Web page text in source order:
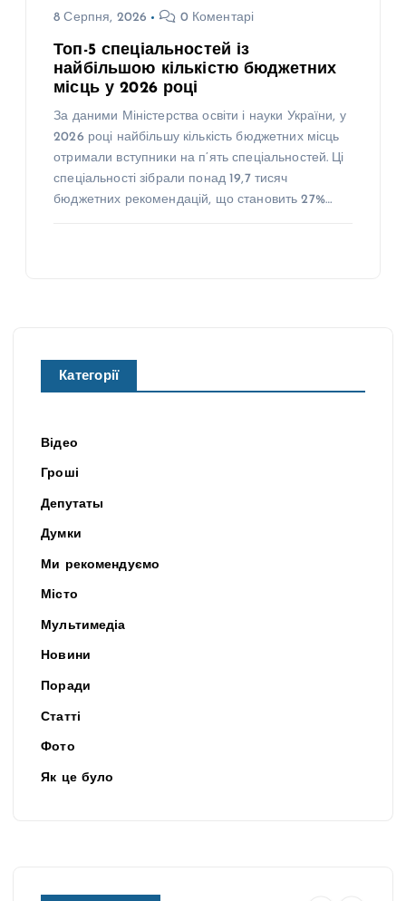
8 Серпня, 2026 0 Коментарі
Топ-5 спеціальностей із
найбільшою кількістю бюджетних
місць у 2026 році
За даними Міністерства освіти і науки України, у
2026 році найбільшу кількість бюджетних місць
отримали вступники на п’ять спеціальностей. Ці
спеціальності зібрали понад 19,7 тисяч
бюджетних рекомендацій, що становить 27%…
Категорії
Відео
Гроші
Депутаты
Думки
Ми рекомендуємо
Місто
Мультимедіа
Новини
Поради
Статті
Фото
Як це було